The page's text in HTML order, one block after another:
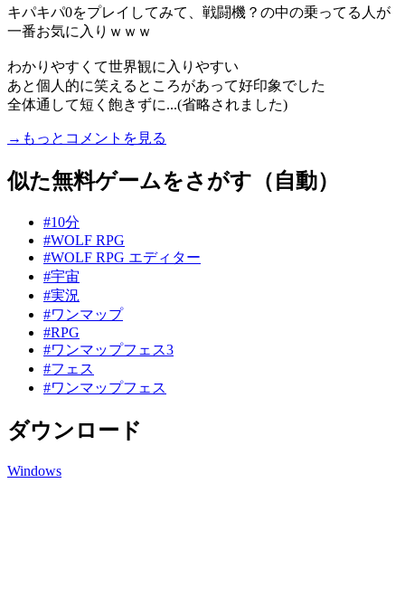
キパキパ0をプレイしてみて、戦闘機？の中の乗ってる人が
一番お気に入りｗｗｗ
わかりやすくて世界観に入りやすい
あと個人的に笑えるところがあって好印象でした
全体通して短く飽きずに...(省略されました)
→もっとコメントを見る
似た無料ゲームをさがす（自動）
#10分
#WOLF RPG
#WOLF RPG エディター
#宇宙
#実況
#ワンマップ
#RPG
#ワンマップフェス3
#フェス
#ワンマップフェス
ダウンロード
Windows